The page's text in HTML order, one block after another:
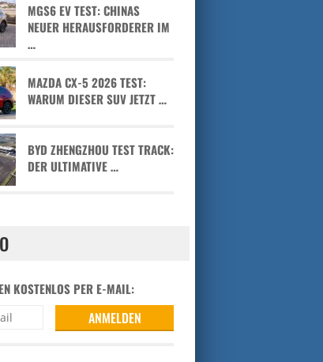
MGS6 EV TEST: CHINAS
NEUER HERAUSFORDERER IM
…
MAZDA CX-5 2026 TEST:
WARUM DIESER SUV JETZT …
BYD ZHENGZHOU TEST TRACK:
DER ULTIMATIVE …
KOSTENLOS PER E-MAIL: